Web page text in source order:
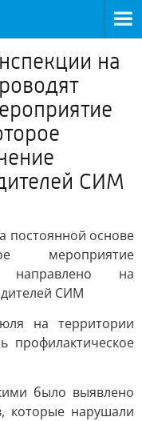
на
СИМ
постоянной основе
мероприятие
направлено на
СИМ
на территории
профилактическое
было выявлено
которые нарушали